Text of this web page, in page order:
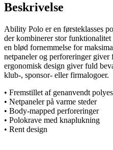
Beskrivelse
Ability Polo er en førsteklasses
der kombinerer stor
en blød fornemmelse for
netpaneler og perforeringer giver
ergonomisk design giver fuld
klub-, sponsor- eller firmalogoer.
• Fremstillet af genanvendt
• Netpaneler på varme steder
• Body-mapped perforeringer
• Polokrave med knaplukning
• Rent design